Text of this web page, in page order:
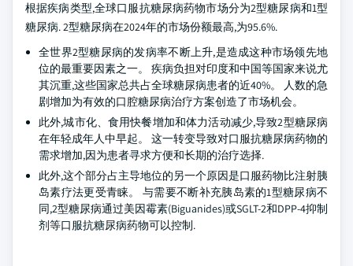
根据疾病类型,全球口服抗糖尿病药物市场分为2型糖尿病和1型
糖尿病. 2型糖尿病在2024年的市场份额最高,为95.6%.
全世界2型糖尿病的发病率不断上升,是造成这种市场领先地
位的最重要因素之一。 疾病负担对印度和中国等国家来说尤
其沉重,这些国家总共占全球糖尿病患者的近40%。 人数的急
剧增加为有效的口腔糖尿病治疗方案创造了市场机会。
此外,城市化、食用快餐增加和体力活动减少,导致2型糖尿病
在年轻成年人中早起。 这一转变导致对口服抗糖尿病药物的
需求增加,因为患者寻求方便和长期的治疗选择.
此外,这个部分占主导地位的另一个原因是口服药物比注射胰
岛素疗法更受青睐。 与需要不断补充胰岛素的1型糖尿病不
同,2型糖尿病通过美因霉素(Biguanides)或SGLT-2和DPP-4抑制
剂等口服抗糖尿病药物可以控制.